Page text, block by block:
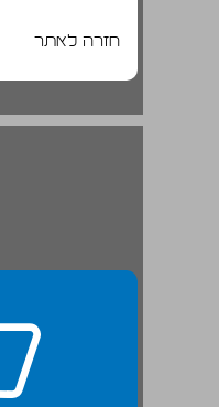
חזרה לאתר